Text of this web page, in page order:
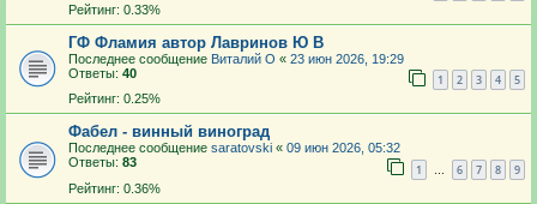
Рейтинг: 0.33%
ГФ Фламия автор Лавринов Ю В
Последнее сообщение Виталий О « 23 июн 2026, 19:29
Ответы: 40 1 2 3 4 5
Рейтинг: 0.25%
Фабел - винный виноград
Последнее сообщение saratovski « 09 июн 2026, 05:32
Ответы: 83 1 … 6 7 8 9
Рейтинг: 0.36%